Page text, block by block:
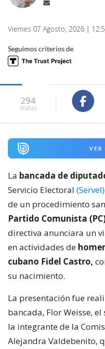
Viernes 07 Agosto, 2026 |
Seguimos criterios de
294
visitas
VER
La bancada de
Servicio Electoral (Servel)
de un procedimiento
Partido Comunista
directiva anunciara un
en actividades de
cubano Fidel Castro,
su nacimiento.
La presentación fue
bancada, Flor Weisse,
la integrante de la
Alejandra Valdebenito,